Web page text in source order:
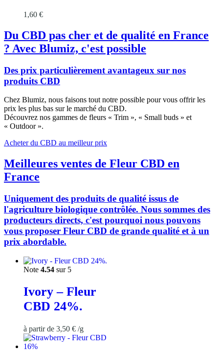
1,60 €
Du CBD pas cher et de qualité en France
? Avec Blumiz, c'est possible
Des prix particulièrement avantageux sur nos
produits CBD
Chez Blumiz, nous faisons tout notre possible pour vous offrir les
prix les plus bas sur le marché du CBD.
Découvrez nos gammes de fleurs « Trim », « Small buds » et
« Outdoor ».
Acheter du CBD au meilleur prix
Meilleures ventes de Fleur CBD en
France
Uniquement des produits de qualité issus de
l'agriculture biologique contrôlée. Nous sommes des
producteurs directs, c'est pourquoi nous pouvons
vous proposer Fleur CBD de grande qualité et à un
prix abordable.
Note 4.54 sur 5
Ivory – Fleur
CBD 24%.
à partir de 3,50 € /g